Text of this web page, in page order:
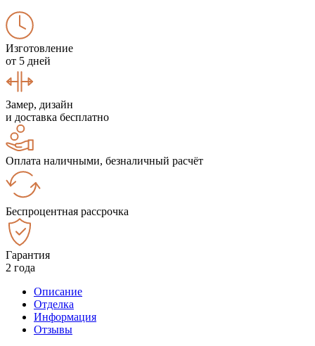
Изготовление
от 5 дней
Замер, дизайн
и доставка бесплатно
Оплата наличными, безналичный расчёт
Беспроцентная рассрочка
Гарантия
2 года
Описание
Отделка
Информация
Отзывы